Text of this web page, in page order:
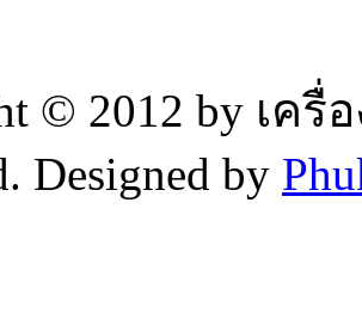
© 2012 by เค
Designed by